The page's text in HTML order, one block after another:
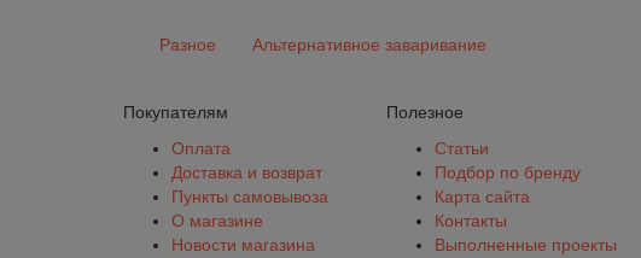
Разное Альтернативное заваривание
Покупателям
Оплата
Доставка и возврат
Пункты самовывоза
О магазине
Новости магазина
Полезное
Статьи
Подбор по бренду
Карта сайта
Контакты
Выполненные проекты